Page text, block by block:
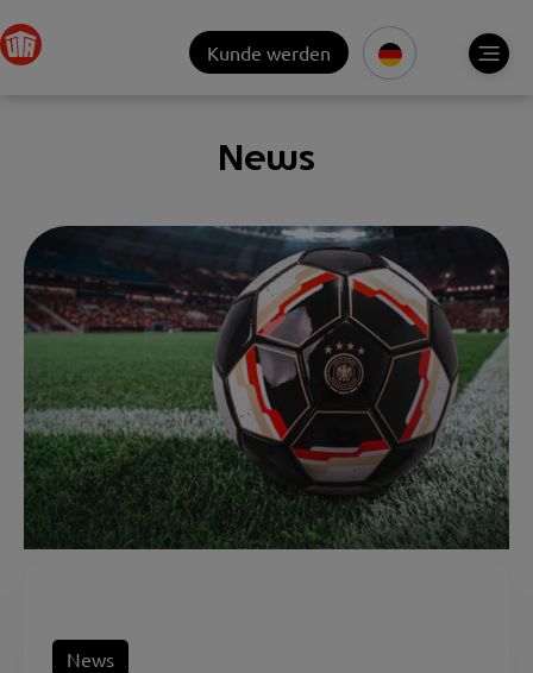
Kunde werden
News
News